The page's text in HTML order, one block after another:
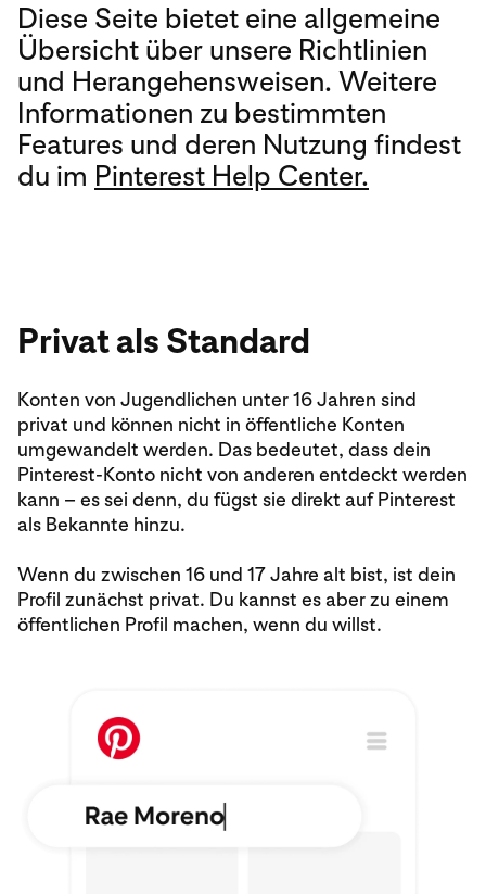
Diese Seite bietet eine allgemeine
Übersicht über unsere Richtlinien
und Herangehensweisen. Weitere
Informationen zu bestimmten
Features und deren Nutzung findest
du im Pinterest Help Center.
Privat als Standard
Konten von Jugendlichen unter 16 Jahren sind
privat und können nicht in öffentliche Konten
umgewandelt werden. Das bedeutet, dass dein
Pinterest-Konto nicht von anderen entdeckt werden
kann – es sei denn, du fügst sie direkt auf Pinterest
als Bekannte hinzu.
Wenn du zwischen 16 und 17 Jahre alt bist, ist dein
Profil zunächst privat. Du kannst es aber zu einem
öffentlichen Profil machen, wenn du willst.